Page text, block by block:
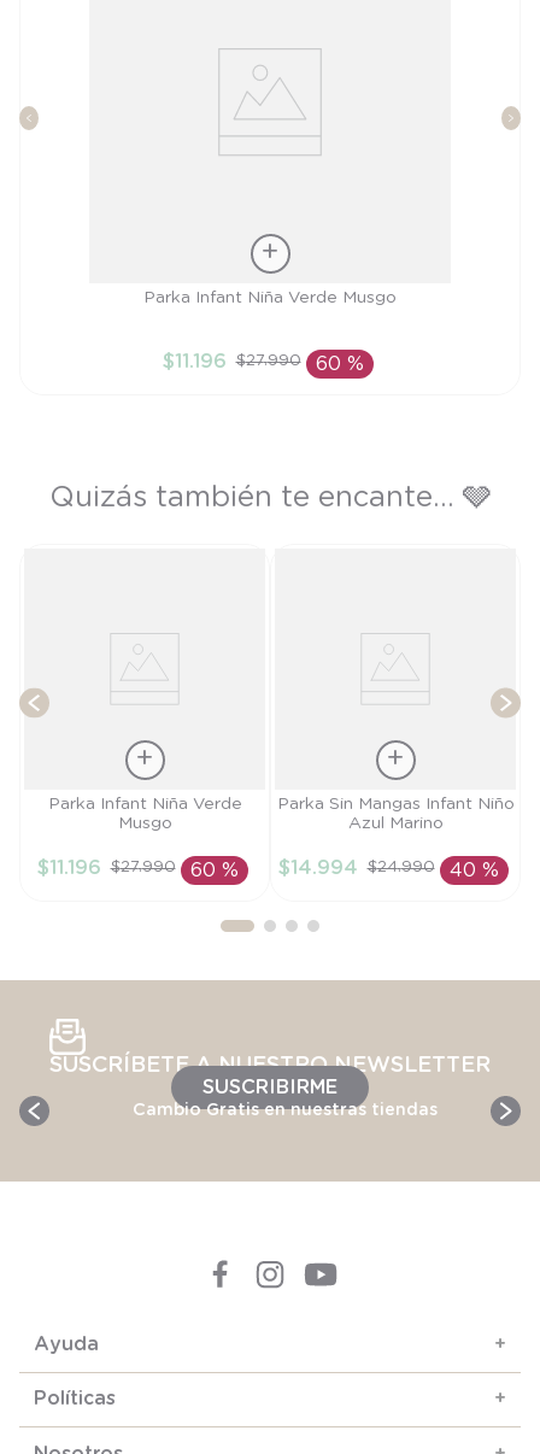
AÑADIR AL CARRITO
Parka Infant Niña Verde Musgo
$11 .196 $27.990 60 %
Quizás también te encante... 🩶
Talla
AÑADIR AL
Parka Infant Niña Verde
Musgo
$11 .196 $27.990 60 %
Talla
AÑADIR AL
Parka Sin Mangas Infant Niño
Azul Marino
$14.994 $24.990 40 %
SUSCRÍBETE A NUESTRO NEWSLETTER
SUSCRIBIRME
Cambio Gratis en nuestras tiendas
Ayuda +
Políticas +